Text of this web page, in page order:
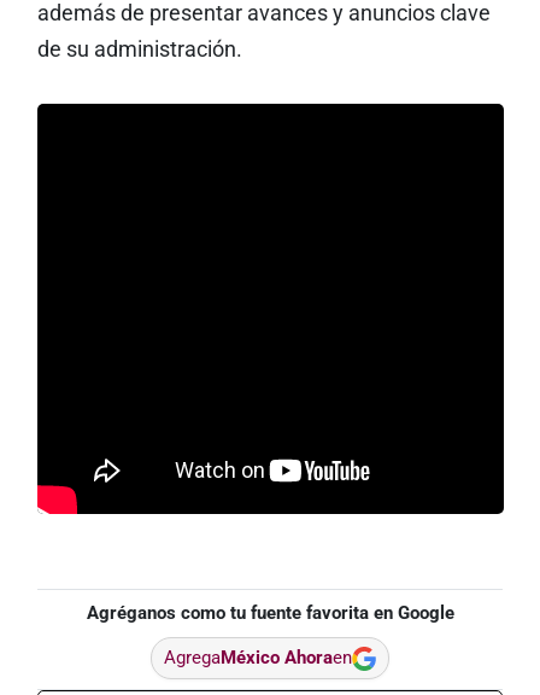
además de presentar avances y anuncios clave
de su administración.
Agréganos como tu fuente favorita en Google
AgregaMéxico Ahoraen